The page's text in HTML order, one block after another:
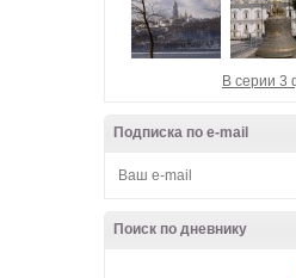
В серии 3
Подписка по e-mail
Поиск по дневнику